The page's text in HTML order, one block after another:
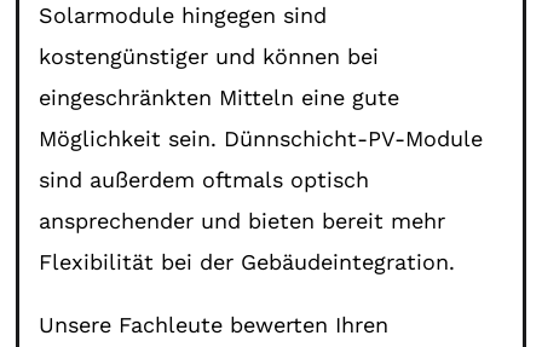
Solarmodule hingegen sind
kostengünstiger und können bei
eingeschränkten Mitteln eine gute
Möglichkeit sein. Dünnschicht-PV-Module
sind außerdem oftmals optisch
ansprechender und bieten bereit mehr
Flexibilität bei der Gebäudeintegration.
Unsere Fachleute bewerten Ihren